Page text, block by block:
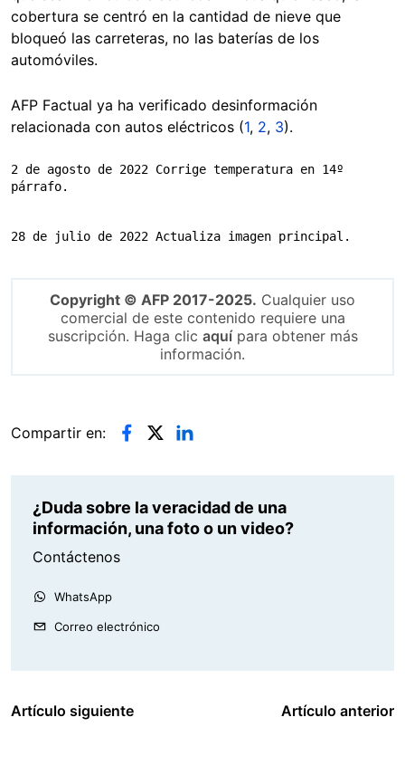
cobertura se centró en la cantidad de nieve que
bloqueó las carreteras, no las baterías de los
automóviles.
AFP Factual ya ha verificado desinformación
relacionada con autos eléctricos (1, 2, 3).
2 de agosto de 2022 Corrige temperatura en 14º
párrafo.
28 de julio de 2022 Actualiza imagen principal.
Copyright © AFP 2017-2025. Cualquier uso
comercial de este contenido requiere una
suscripción. Haga clic aquípara obtener más
información.
Compartir en:
¿Duda sobre la veracidad de una
información, una foto o un video?
Contáctenos
WhatsApp
Correo electrónico
Artículo siguiente Artículo anterior